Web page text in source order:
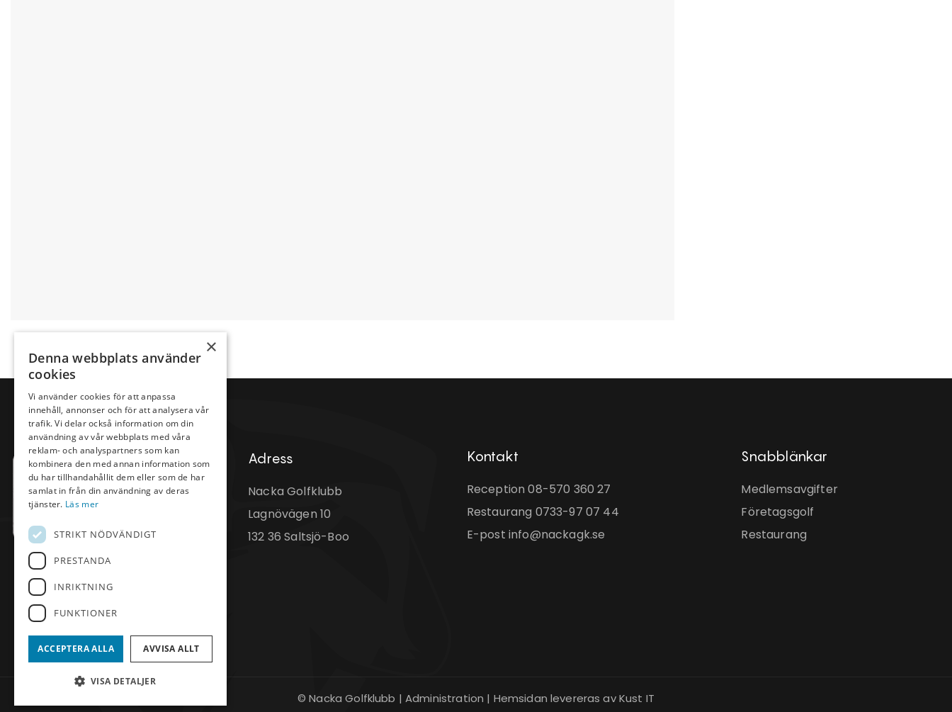
Adress
Nacka Golfklubb
Lagnövägen 10
132 36 Saltsjö-Boo
Kontakt
Reception08-570 360 27
Restaurang 0733-97 07 44
E-post info@nackagk.se
Snabblänkar
Medlemsavgifter
Företagsgolf
Restaurang
© Nacka Golfklubb | Administration | Hemsidan levereras av Kust IT
×
Denna webbplats använder
cookies
Vi använder cookies för att anpassa
innehåll, annonser och för att analysera vår
trafik. Vi delar också information om din
användning av vår webbplats med våra
reklam- och analyspartners som kan
kombinera den med annan information som
du har tillhandahållit dem eller som de har
samlat in från din användning av deras
tjänster. Läs mer
STRIKT NÖDVÄNDIGT
PRESTANDA
INRIKTNING
FUNKTIONER
ACCEPTERA ALLA AVVISA ALLT
VISA DETALJER